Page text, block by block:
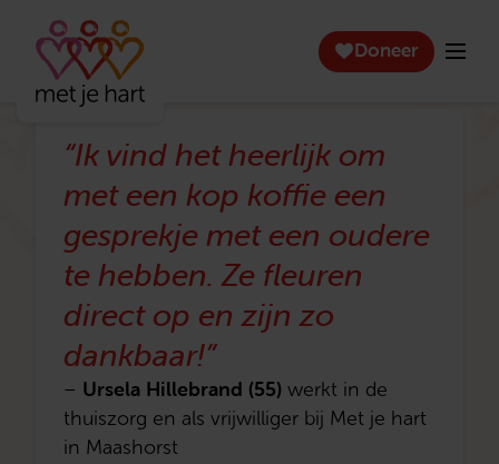
Doneer
“Ik vind het heerlijk om
met een kop koffie een
gesprekje met een oudere
te hebben. Ze fleuren
direct op en zijn zo
dankbaar!”
– Ursela Hillebrand (55) werkt in de
thuiszorg en als vrijwilliger bij Met je hart
in Maashorst